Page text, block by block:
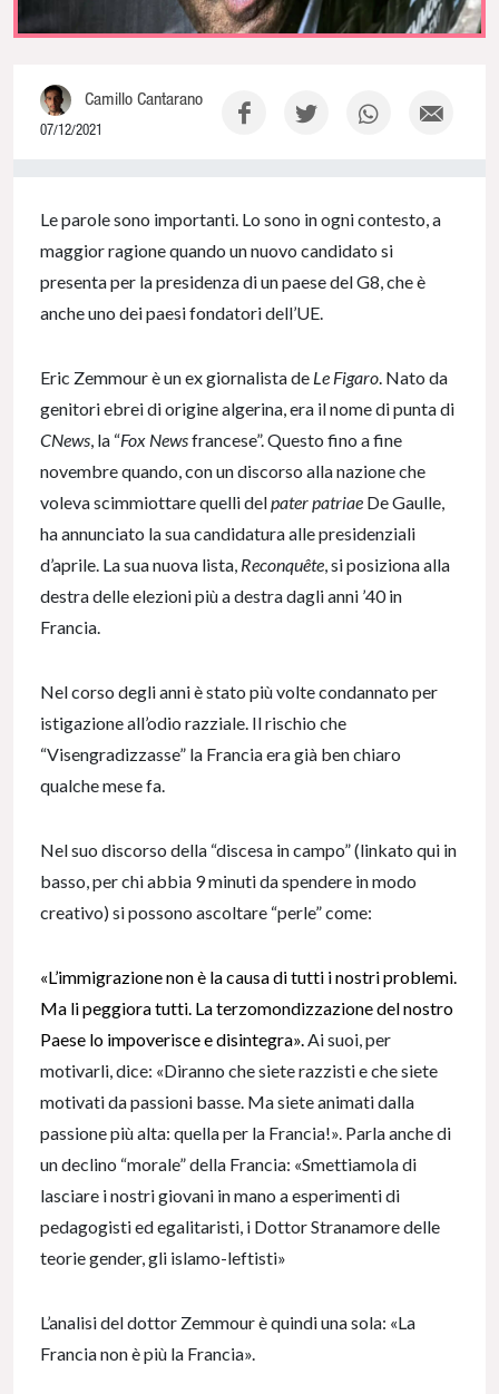
Camillo Cantarano
07/12/2021
Le parole sono importanti. Lo sono in ogni contesto, a
maggior ragione quando un nuovo candidato si
presenta per la presidenza di un paese del G8, che è
anche uno dei paesi fondatori dell’UE.
Eric Zemmour è un ex giornalista de Le Figaro. Nato da
genitori ebrei di origine algerina, era il nome di punta di
CNews, la “Fox Newsfrancese”. Questo fino a fine
novembre quando, con un discorso alla nazione che
voleva scimmiottare quelli delpater patriae De Gaulle,
ha annunciato la sua candidatura alle presidenziali
d’aprile. La sua nuova lista, Reconquête, si posiziona alla
destra delle elezioni più a destra dagli anni ’40 in
Francia.
Nel corso degli anni è stato più volte condannato per
istigazione all’odio razziale. Il rischio che
“Visengradizzasse” la Francia era già ben chiaro
qualche mese fa.
Nel suo discorso della “discesa in campo” (linkato qui in
basso, per chi abbia 9 minuti da spendere in modo
creativo) si possono ascoltare “perle” come:
«L’immigrazione non è la causa di tutti i nostri problemi.
Ma li peggiora tutti. La terzomondizzazione del nostro
Paese lo impoverisce e disintegra».Ai suoi, per
motivarli, dice: «Diranno che siete razzisti e che siete
motivati da passioni basse. Ma siete animati dalla
passione più alta: quella per la Francia!». Parla anche di
un declino “morale” della Francia: «Smettiamola di
lasciare i nostri giovani in mano a esperimenti di
pedagogisti ed egalitaristi, i Dottor Stranamore delle
teorie gender, gli islamo-leftisti»
L’analisi del dottor Zemmour è quindi una sola: «La
Francia non è più la Francia».